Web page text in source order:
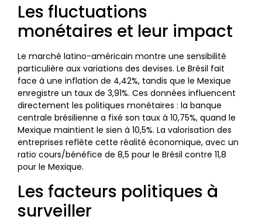
Les fluctuations
monétaires et leur impact
Le marché latino-américain montre une sensibilité
particulière aux variations des devises. Le Brésil fait
face à une inflation de 4,42%, tandis que le Mexique
enregistre un taux de 3,91%. Ces données influencent
directement les politiques monétaires : la banque
centrale brésilienne a fixé son taux à 10,75%, quand le
Mexique maintient le sien à 10,5%. La valorisation des
entreprises reflète cette réalité économique, avec un
ratio cours/bénéfice de 8,5 pour le Brésil contre 11,8
pour le Mexique.
Les facteurs politiques à
surveiller